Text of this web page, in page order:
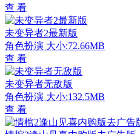
查 看
未变异者2最新版
角色扮演 大小:72.66MB
查 看
未变异者无敌版
角色扮演 大小:132.5MB
查 看